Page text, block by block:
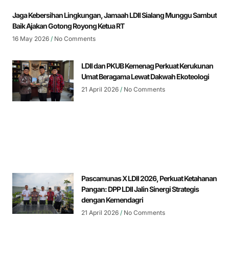
Jaga Kebersihan Lingkungan, Jamaah LDII Sialang Munggu Sambut
Baik Ajakan Gotong Royong Ketua RT
16 May 2026 No Comments
LDII dan PKUB Kemenag Perkuat Kerukunan
Umat Beragama Lewat Dakwah Ekoteologi
21 April 2026 No Comments
Pascamunas X LDII 2026, Perkuat Ketahanan
Pangan: DPP LDII Jalin Sinergi Strategis
dengan Kemendagri
21 April 2026 No Comments